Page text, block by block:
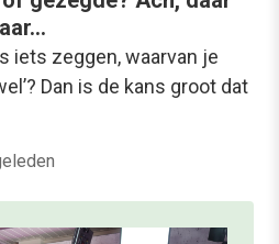
iets zeggen, waarvan je
Dan is de kans groot dat